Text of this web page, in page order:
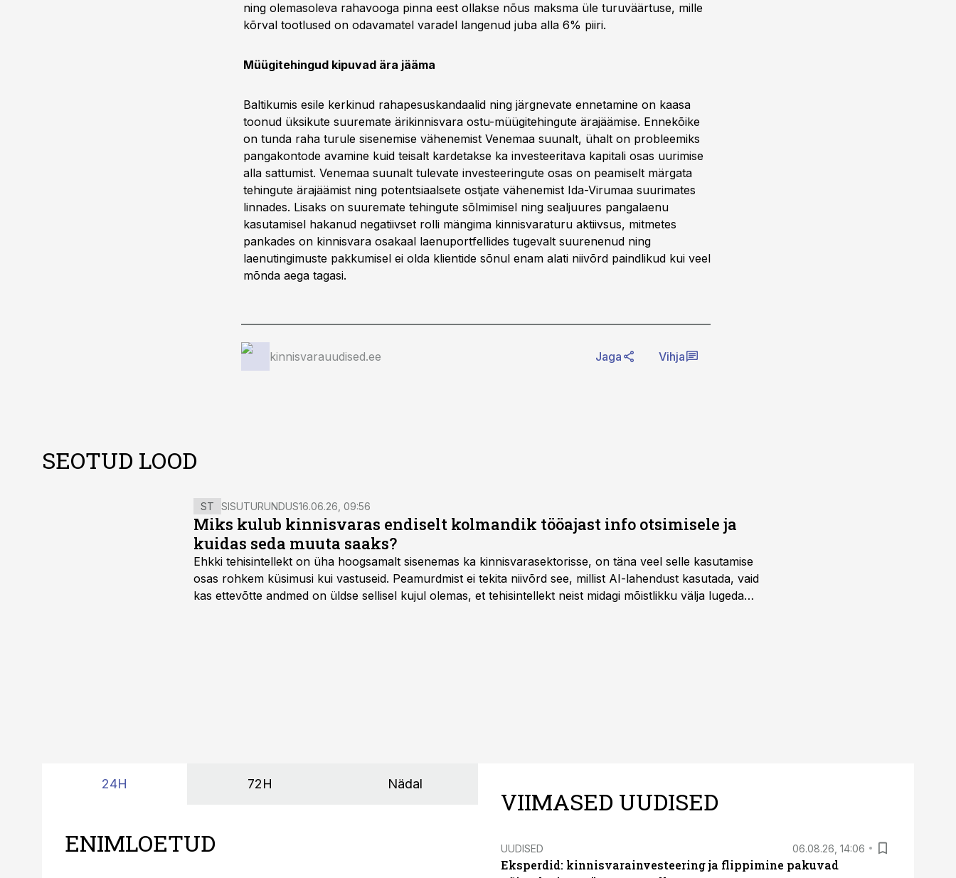
ning olemasoleva rahavooga pinna eest ollakse nõus maksma üle turuväärtuse, mille
kõrval tootlused on odavamatel varadel langenud juba alla 6% piiri.
Müügitehingud kipuvad ära jääma
Baltikumis esile kerkinud rahapesuskandaalid ning järgnevate ennetamine on kaasa
toonud üksikute suuremate ärikinnisvara ostu-müügitehingute ärajäämise. Ennekõike
on tunda raha turule sisenemise vähenemist Venemaa suunalt, ühalt on probleemiks
pangakontode avamine kuid teisalt kardetakse ka investeeritava kapitali osas uurimise
alla sattumist. Venemaa suunalt tulevate investeeringute osas on peamiselt märgata
tehingute ärajäämist ning potentsiaalsete ostjate vähenemist Ida-Virumaa suurimates
linnades. Lisaks on suuremate tehingute sõlmimisel ning sealjuures pangalaenu
kasutamisel hakanud negatiivset rolli mängima kinnisvaraturu aktiivsus, mitmetes
pankades on kinnisvara osakaal laenuportfellides tugevalt suurenenud ning
laenutingimuste pakkumisel ei olda klientide sõnul enam alati niivõrd paindlikud kui veel
mõnda aega tagasi.
kinnisvarauudised.ee Jaga Vihja
SEOTUD LOOD
ST SISUTURUNDUS16.06.26, 09:56
Miks kulub kinnisvaras endiselt kolmandik tööajast info otsimisele ja
kuidas seda muuta saaks?
Ehkki tehisintellekt on üha hoogsamalt sisenemas ka kinnisvarasektorisse, on täna veel selle kasutamise
osas rohkem küsimusi kui vastuseid. Peamurdmist ei tekita niivõrd see, millist AI-lahendust kasutada, vaid
kas ettevõtte andmed on üldse sellisel kujul olemas, et tehisintellekt neist midagi mõistlikku välja lugeda
24H 72H Nädal
ENIMLOETUD
VIIMASED UUDISED
UUDISED 06.08.26, 14:06
Eksperdid: kinnisvarainvesteering ja flippimine pakuvad